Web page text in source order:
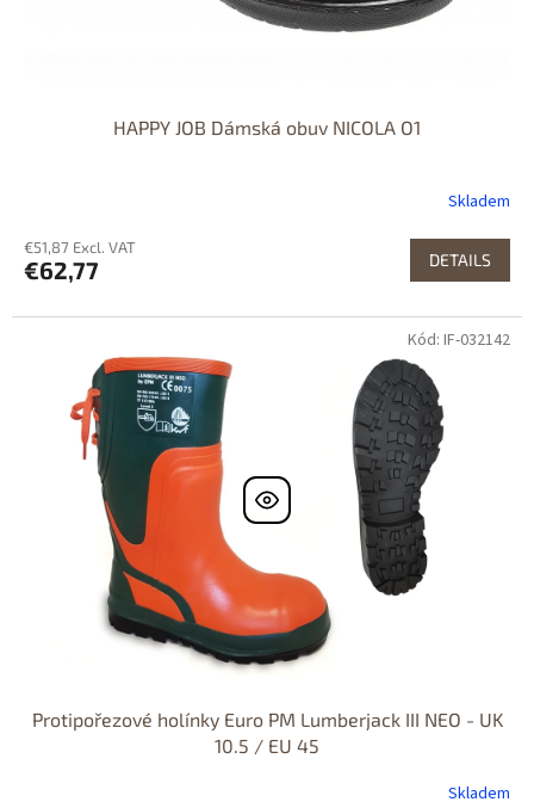
HAPPY JOB Dámská obuv NICOLA O1
Skladem
€51,87 Excl. VAT
€62,77 DETAILS
Protipořezové holínky Euro PM Lumberjack III NEO - UK
10.5 / EU 45
Skladem
Kód: IF-032142